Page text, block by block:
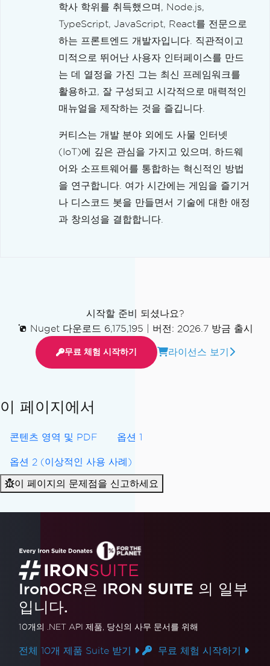
학사 학위를 취득했으며, Node.js,
TypeScript, JavaScript, React를 전문으로
하는 프론트엔드 개발자입니다. 직관적이고
미적으로 뛰어난 사용자 인터페이스를 만드
는 데 열정을 가진 그는 최신 프레임워크를
활용하고, 잘 구성되고 시각적으로 매력적인
매뉴얼을 제작하는 것을 즐깁니다.
커티스는 개발 분야 외에도 사물 인터넷
(IoT)에 깊은 관심을 가지고 있으며, 하드웨
어와 소프트웨어를 통합하는 혁신적인 방법
을 연구합니다. 여가 시간에는 게임을 즐기거
나 디스코드 봇을 만들면서 기술에 대한 애정
과 창의성을 결합합니다.
시작할 준비 되셨나요?
Nuget 다운로드 6,175,195
버전: 2026.7 방금 출시
무료 체험 시작하기 라이선스 보기
이 페이지에서
콘텐츠 영역 및 PDF 옵션 1
옵션 2 (이상적인 사용 사례)
이 페이지의 문제점을 신고하세요
IronOCR은 IRON SUITE 의 일부
입니다.
10개의 .NET API 제품, 당신의 사무 문서를 위해
전체 10개 제품 Suite 받기 무료 체험 시작하기